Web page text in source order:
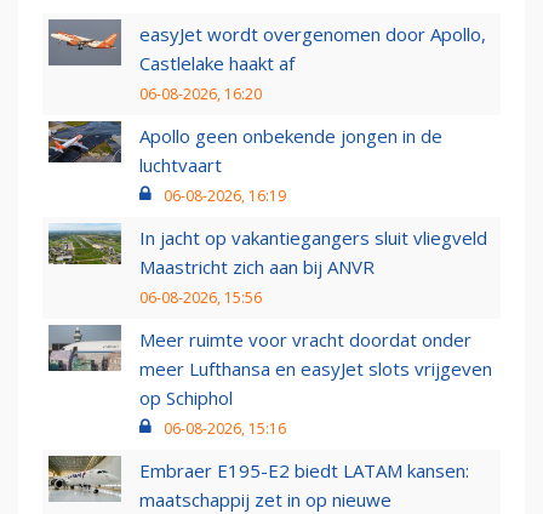
easyJet wordt overgenomen door Apollo,
Castlelake haakt af
06-08-2026, 16:20
Apollo geen onbekende jongen in de
luchtvaart
06-08-2026, 16:19
In jacht op vakantiegangers sluit vliegveld
Maastricht zich aan bij ANVR
06-08-2026, 15:56
Meer ruimte voor vracht doordat onder
meer Lufthansa en easyJet slots vrijgeven
op Schiphol
06-08-2026, 15:16
Embraer E195-E2 biedt LATAM kansen:
maatschappij zet in op nieuwe